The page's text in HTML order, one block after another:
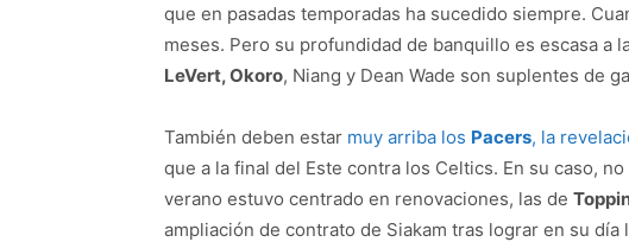
que en pasadas temporadas ha sucedido siempre.
meses. Pero su profundidad de banquillo es escasa a
LeVert, Okoro, Niang y Dean Wade son suplentes de
También deben estar muy arriba los Pacers, la
que a la final del Este contra los Celtics. En su caso,
verano estuvo centrado en renovaciones, las de
ampliación de contrato de Siakam tras lograr en su